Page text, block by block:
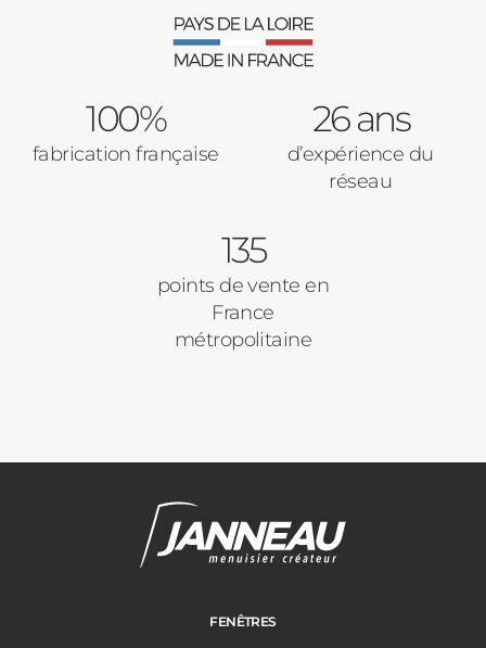
100%
fabrication française
26 ans
d’expérience du
réseau
135
points de vente en
France
métropolitaine
FENÊTRES
Janneau Menuisier Créateur